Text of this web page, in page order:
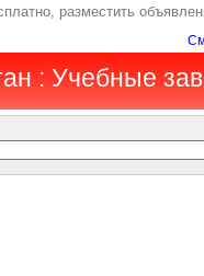
разместить
: Учебные